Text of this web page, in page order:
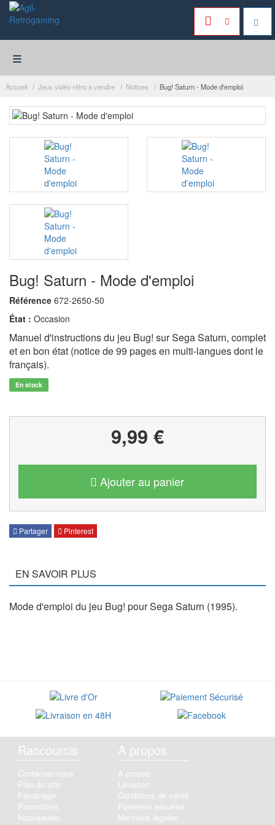
≡
Accueil Jeux vidéo rétro à vendre Notices Bug! Saturn - Mode d'emploi
Bug! Saturn - Mode d'emploi
Référence 672-2650-50
État : Occasion
Manuel d'instructions du jeu Bug! sur Sega Saturn, complet
et en bon état (notice de 99 pages en multi-langues dont le
français).
En stock
9,99 €
Ajouter au panier
Partager Pinterest
EN SAVOIR PLUS
Mode d'emploi du jeu Bug! pour Sega Saturn (1995).
Raccourcis
Contactez-nous
Plan du site
Parrainage
Promotions
Nouveautés
A propos
A propos
Livraison
Conditions de vente
Paiement sécurisé
Mentions légales